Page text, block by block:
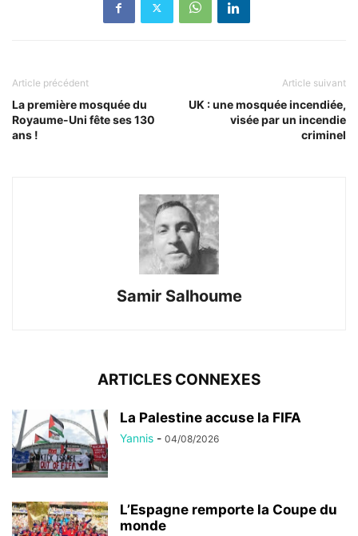
Article précédent
La première mosquée du
Royaume-Uni fête ses 130
ans !
Article suivant
UK : une mosquée incendiée,
visée par un incendie
criminel
Samir Salhoume
ARTICLES CONNEXES
La Palestine accuse la FIFA
Yannis - 04/08/2026
L’Espagne remporte la Coupe du
monde